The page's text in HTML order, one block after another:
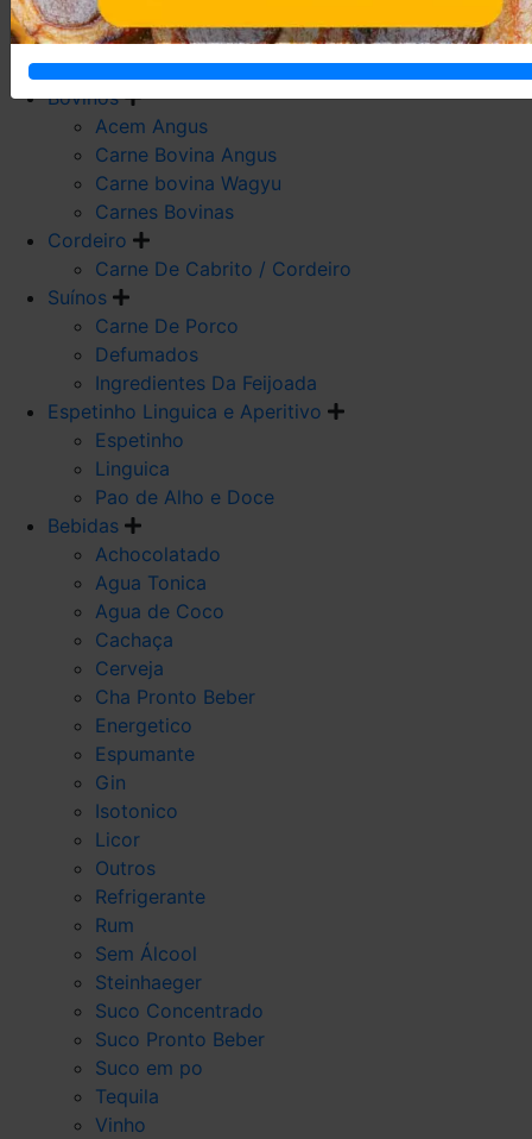
Carne De Frango
Carne De Galeto
Codorna
Bovinos
Acem Angus
Carne Bovina Angus
Carne bovina Wagyu
Carnes Bovinas
Cordeiro
Carne De Cabrito / Cordeiro
Suínos
Carne De Porco
Defumados
Ingredientes Da Feijoada
Espetinho Linguica e Aperitivo
Espetinho
Linguica
Pao de Alho e Doce
Bebidas
Achocolatado
Agua Tonica
Agua de Coco
Cachaça
Cerveja
Cha Pronto Beber
Energetico
Espumante
Gin
Isotonico
Licor
Outros
Refrigerante
Rum
Sem Álcool
Steinhaeger
Suco Concentrado
Suco Pronto Beber
Suco em po
Tequila
Vinho